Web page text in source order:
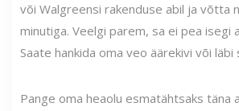
või Walgreensi rakenduse abil ja võtta
minutiga. Veelgi parem, sa ei pea isegi
Saate hankida oma veo äärekivi või läbi
Pange oma heaolu esmatähtsaks täna